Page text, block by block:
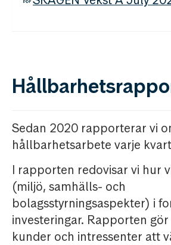
Sedan 2020 rapporterar vi
hållbarhetsarbete varje
I rapporten redovisar vi hur
(miljö, samhälls- och
bolagsstyrningsaspekter) i
investeringar. Rapporten
kunder och intressenter att